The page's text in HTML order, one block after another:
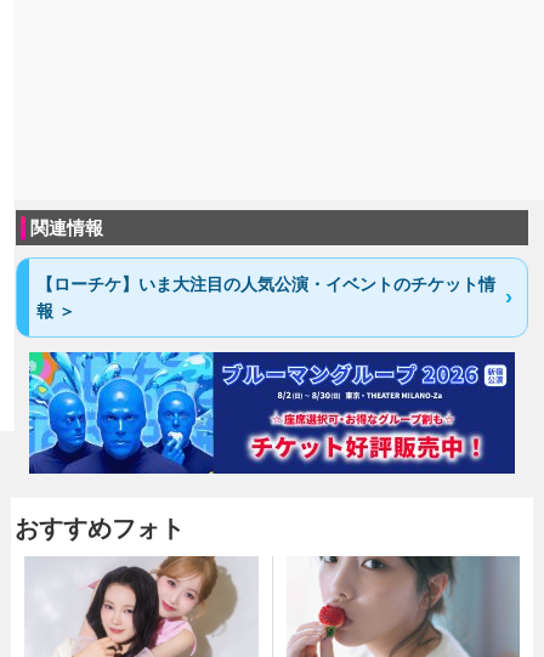
関連情報
【ローチケ】いま大注目の人気公演・イベントのチケット情
報 ＞
おすすめフォト